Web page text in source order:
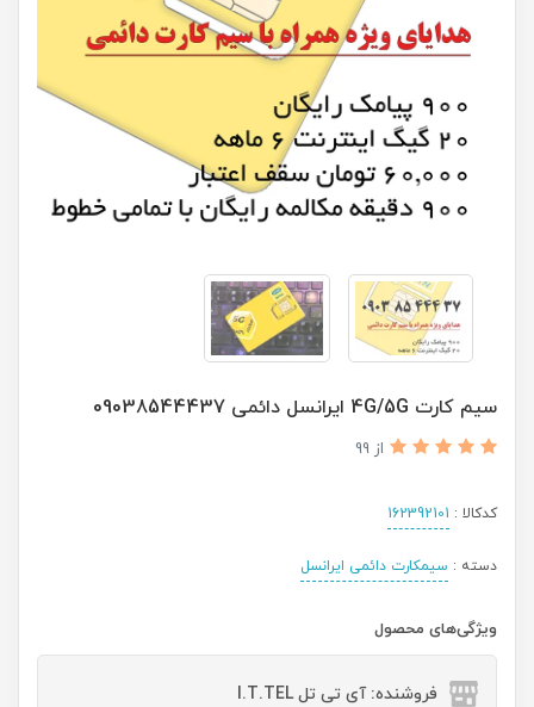
سیم کارت 4G/5G ایرانسل دائمی 09038544437
از 99
کدکالا : 162392101
دسته : سیمکارت دائمی ایرانسل
ویژگی‌های محصول
فروشنده: آی تی تل I.T.TEL